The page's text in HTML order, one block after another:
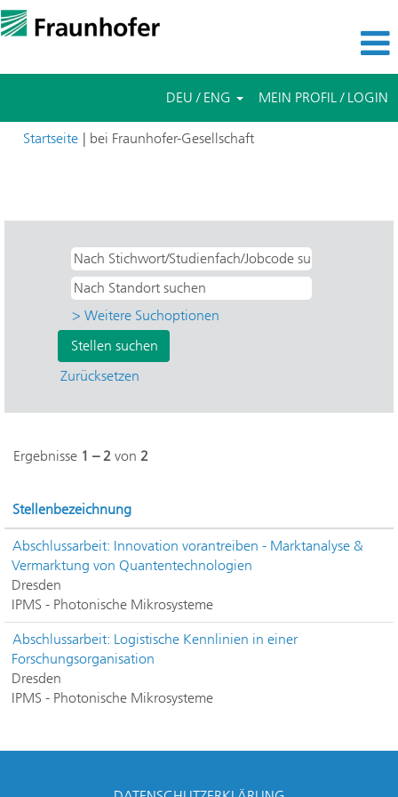
DEU / ENG MEIN PROFIL / LOGIN
Startseite | bei Fraunhofer-Gesellschaft(aktuelle
> Weitere Suchoptionen
Zurücksetzen
Ergebnisse 1 – 2 von 2
Stellenbezeichnung
Abschlussarbeit: Innovation vorantreiben - Marktanalyse &
Vermarktung von Quantentechnologien
Dresden
IPMS - Photonische Mikrosysteme
Abschlussarbeit: Logistische Kennlinien in einer
Forschungsorganisation
Dresden
IPMS - Photonische Mikrosysteme